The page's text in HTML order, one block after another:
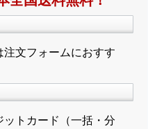
文フォームにおすす
トカード（一括・分